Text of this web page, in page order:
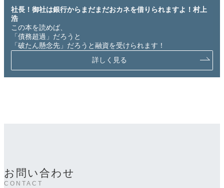
社長！御社は銀行からまだまだおカネを借りられますよ！村上
浩
この本を読めば、
「債務超過」だろうと
「破たん懸念先」だろうと融資を受けられます！
詳しく見る
お問い合わせ
CONTACT